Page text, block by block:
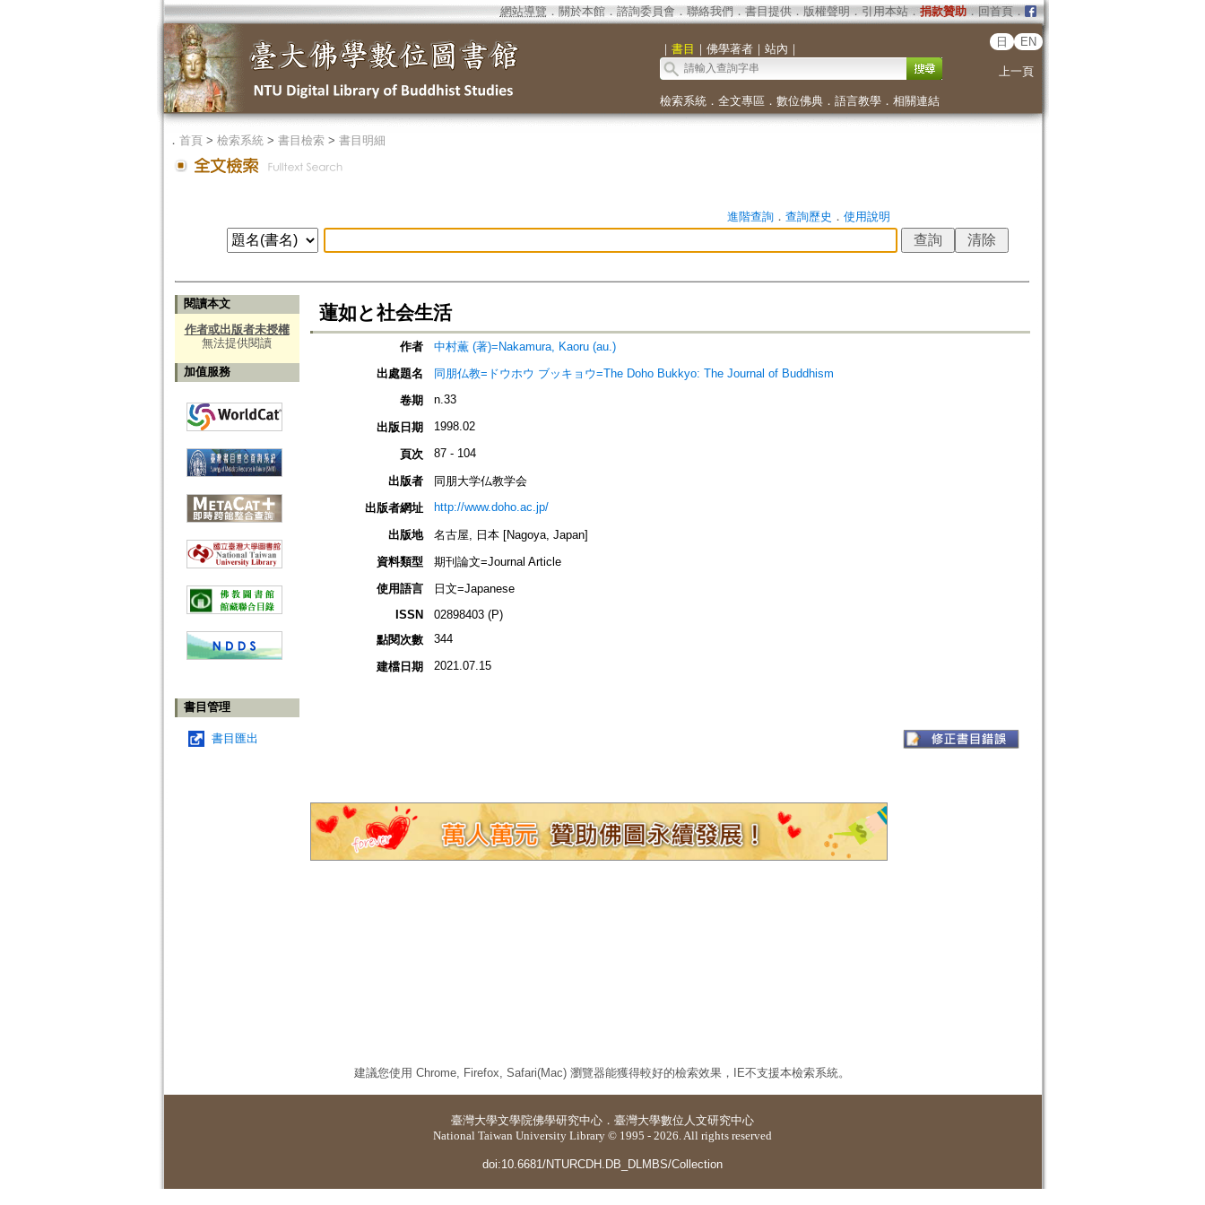
網站導覽 ． 關於本館． 諮詢委員會． 聯絡我們 ． 書目提供． 版權聲明 ． 引用本站． 捐款贊助．回首頁．
｜ 書目 ｜ 佛學著者｜ 站內 ｜
日 EN
上一頁
檢索系統． 全文專區 ． 數位佛典． 語言教學． 相關連結
． 首頁> 檢索系統> 書目檢索> 書目明細
進階查詢． 查詢歷史 ． 使用說明
閱讀本文
作者或出版者未授權
無法提供閱讀
加值服務
書目管理
書目匯出
蓮如と社会生活
作者
中村薫 (著)=Nakamura, Kaoru (au.)
出處題名
同朋仏教=ドウホウ ブッキョウ=The Doho Bukkyo: The Journal of Buddhism
卷期
n.33
出版日期 1998.02
頁次 87 - 104
出版者
同朋大学仏教学会
出版者網址
http://www.doho.ac.jp/
出版地
名古屋, 日本 [Nagoya, Japan]
資料類型
期刊論文=Journal Article
使用語言
日文=Japanese
ISSN
02898403 (P)
點閱次數
344
建檔日期 2021.07.15
建議您使用 Chrome, Firefox, Safari(Mac) 瀏覽器能獲得較好的檢索效果，IE不支援本檢索系統。
臺灣大學文學院佛學研究中心 ． 臺灣大學數位人文研究中心
National Taiwan University Library © 1995 - 2026. All rights reserved
doi:10.6681/NTURCDH.DB_DLMBS/Collection